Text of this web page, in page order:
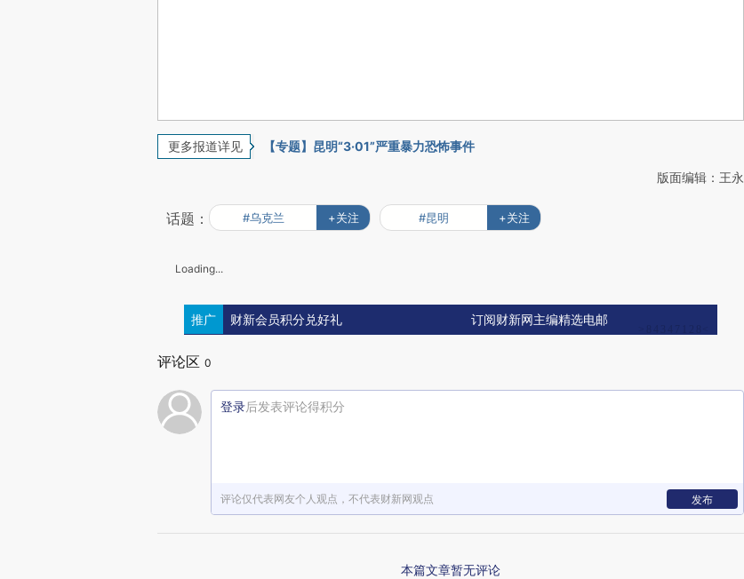
更多报道详见 【专题】昆明“3·01”严重暴力恐怖事件
版面编辑：王永
话题： #乌克兰 +关注 #昆明 +关注
Loading...
推广 财新会员积分兑好礼 订阅财新网主编精选电邮
评论区 0
登录后发表评论得积分
评论仅代表网友个人观点，不代表财新网观点 发布
本篇文章暂无评论